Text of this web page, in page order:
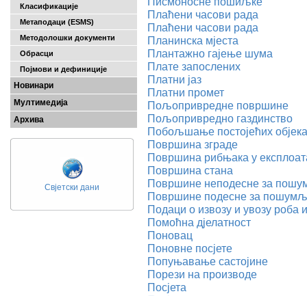
Класификације
Метаподаци (ESMS)
Методолошки документи
Обрасци
Појмови и дефиниције
Новинари
Мултимедија
Архива
Свјетски дани
Плаћени часови рада
Плаћени часови рада
Планинска мјеста
Плантажно гајење шума
Плате запослених
Платни јаз
Платни промет
Пољопривредне површине
Пољопривредно газдинство
Побољшање постојећих
Површина зграде
Површина рибњака у
Површина стана
Површине неподесне за
Површине подесне за
Подаци о извозу и увозу роба
Помоћна дјелатност
Поновац
Поновне посјете
Попуњавање састојине
Порези на производе
Посјета